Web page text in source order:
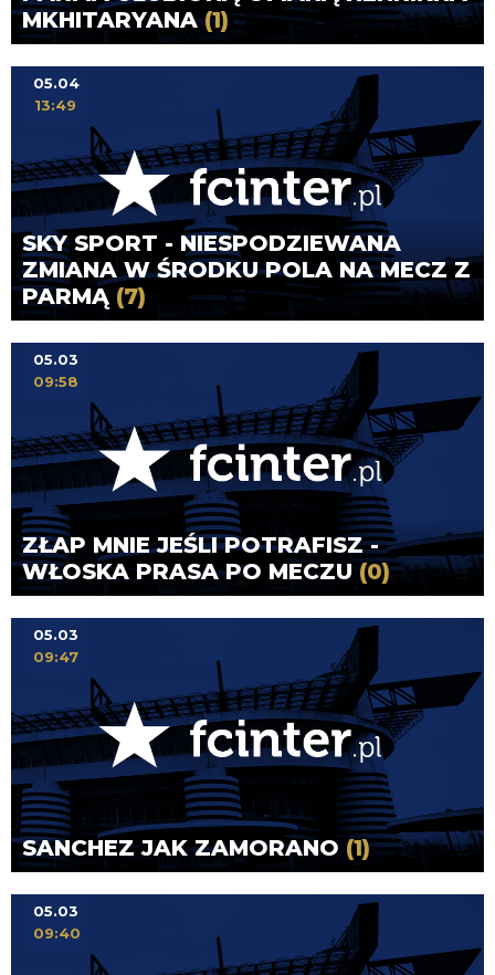
MKHITARYANA(1)
SKY SPORT - NIESPODZIEWANA
ZMIANA W ŚRODKU POLA NA MECZ Z
PARMĄ (7)
05.04
13:49
ZŁAP MNIE JEŚLI POTRAFISZ -
WŁOSKA PRASA PO MECZU (0)
05.03
09:58
SANCHEZ JAK ZAMORANO (1)
05.03
09:47
05.03
09:40